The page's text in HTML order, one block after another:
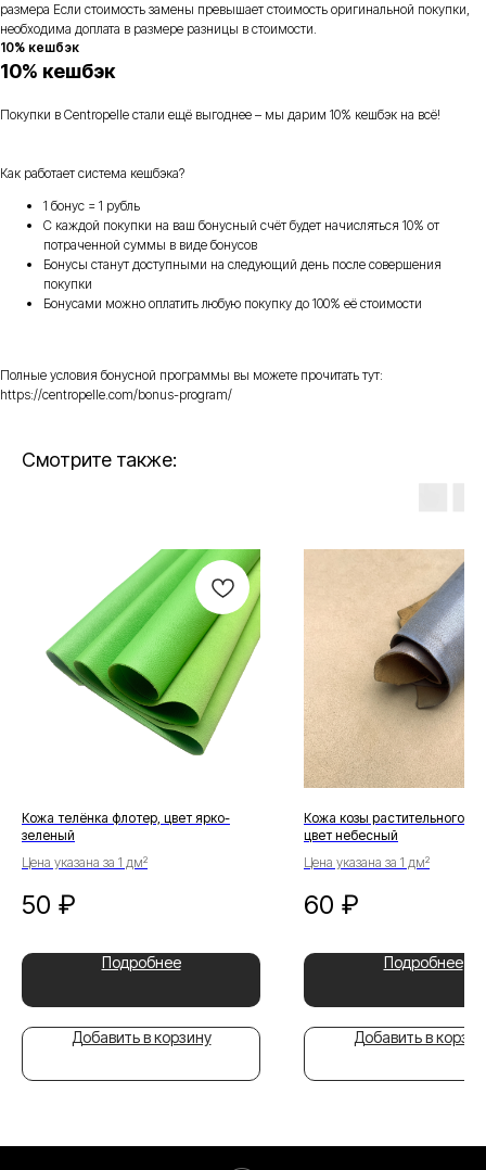
размера Если стоимость замены превышает стоимость оригинальной покупки,
необходима доплата в размере разницы в стоимости.
10% кешбэк
10% кешбэк
Покупки в Centropelle стали ещё выгоднее – мы дарим 10% кешбэк на всё!
Как работает система кешбэка?
1 бонус = 1 рубль
С каждой покупки на ваш бонусный счёт будет начисляться 10% от
потраченной суммы в виде бонусов
Бонусы станут доступными на следующий день после совершения
покупки
Бонусами можно оплатить любую покупку до 100% её стоимости
Полные условия бонусной программы вы можете прочитать тут:
https://centropelle.com/bonus-program/
Смотрите также:
Кожа телёнка флотер, цвет ярко-
зеленый
Цена указана за 1 дм²
50 ₽
Подробнее
Добавить в корзину
Кожа козы растительного
цвет небесный
Цена указана за 1 дм²
60 ₽
Подробнее
Добавить в